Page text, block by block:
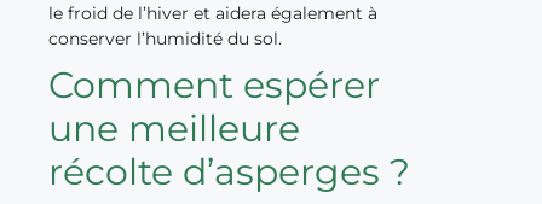
le froid de l’hiver et aidera également à
conserver l’humidité du sol.
Comment espérer
une meilleure
récolte d’asperges ?